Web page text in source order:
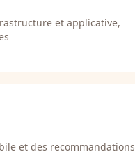
et applicative,
et des recommandations